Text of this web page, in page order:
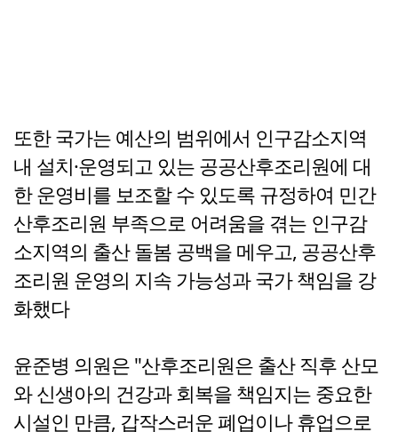
또한 국가는 예산의 범위에서 인구감소지역
내 설치·운영되고 있는 공공산후조리원에 대
한 운영비를 보조할 수 있도록 규정하여 민간
산후조리원 부족으로 어려움을 겪는 인구감
소지역의 출산 돌봄 공백을 메우고, 공공산후
조리원 운영의 지속 가능성과 국가 책임을 강
화했다
윤준병 의원은 "산후조리원은 출산 직후 산모
와 신생아의 건강과 회복을 책임지는 중요한
시설인 만큼, 갑작스러운 폐업이나 휴업으로